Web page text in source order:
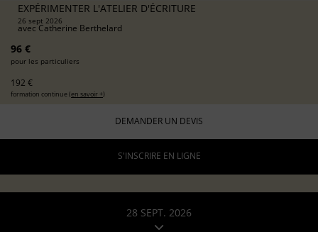
EXPÉRIMENTER L'ATELIER D'ÉCRITURE
26 sept 2026
avecCatherine Berthelard
96 €
pour les particuliers
192 €
formation continue (en savoir +)
DEMANDER UN DEVIS
S'INSCRIRE EN LIGNE
28 SEPT. 2026